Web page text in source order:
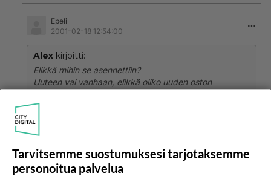
Epeli
2001-02-18 12:54:00
Alex kirjoitti:
Elikkä mihin se asennettiin?
Uuteen vai vanhaan, elikkä oliko uuden oston
Uuteen tuli kaupan yhteydessä.
Tarvitsemme suostumuksesi tarjotaksemme
personoitua palvelua